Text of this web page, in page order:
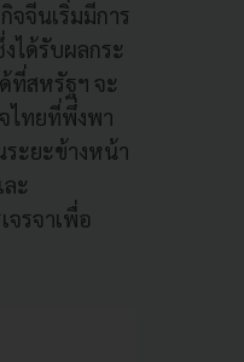
จจีนเริ่มมีการ
ได้รับผลกระ
ที่สหรัฐฯ จะ
ไทยที่พึ่งพา
ะยะข้างหน้า
ะ
รจาเพื่อ